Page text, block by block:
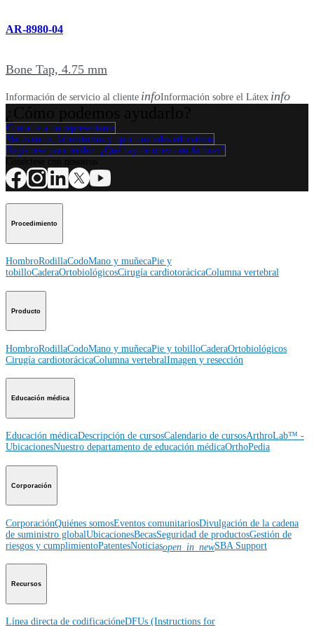
AR-8980-04
Bone Tap, 4.75 mm
Información de servicio al cliente infoInformación sobre el Látex info
Contacte a un representante
Ver eventos, laboratorios y oportunidades educativas
Regístrese para recibir: ¿Qué hay de nuevo en Arthrex?
Procedimiento
HombroRodillaCodoMano y muñecaPie y
tobilloCaderaOrtobiológicosCirugía cardiotorácicaColumna vertebral
Producto
HombroRodillaCodoMano y muñecaPie y tobilloCaderaOrtobiológicos
Cirugía cardiotorácicaColumna vertebralImagen y resección
Educación médica
Educación médicaDescripción de cursosCalendario de cursosArthroLab™ -
UbicacionesNuestro departamento de educación médicaOrthoPedia
Corporación
CorporaciónQuiénes somosEventos comunitariosDivulgación de la cadena
de suministro globalUbicacionesBecasSeguridad de productosGestión de
riesgos y cumplimientoPatentesNoticiasopen_in_newSBA Support
Recursos
Línea directa de codificacióneDFUs (Instructions for